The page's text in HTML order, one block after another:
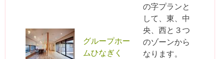
グループホー
ムひなぎく
の字プランと
して、東、中
央、西と３つ
のゾーンから
なります。